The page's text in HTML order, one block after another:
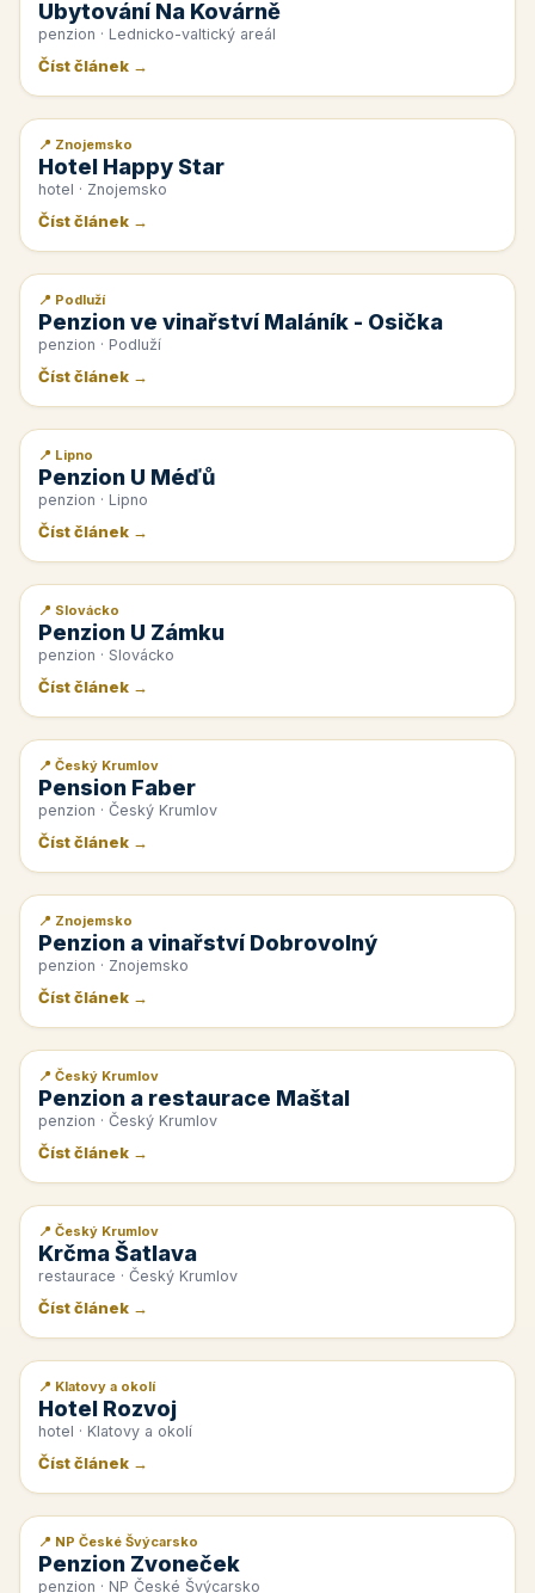
Ubytování Na Kovárně
penzion · Lednicko-valtický areál
Číst článek →
📰 PR článek
📍 Znojemsko
Hotel Happy Star
hotel · Znojemsko
Číst článek →
📰 PR článek
📍 Podluží
Penzion ve vinařství Maláník - Osička
penzion · Podluží
Číst článek →
📰 PR článek
📍 Lipno
Penzion U Méďů
penzion · Lipno
Číst článek →
📰 PR článek
📍 Slovácko
Penzion U Zámku
penzion · Slovácko
Číst článek →
📰 PR článek
📍 Český Krumlov
Pension Faber
penzion · Český Krumlov
Číst článek →
📰 PR článek
📍 Znojemsko
Penzion a vinařství Dobrovolný
penzion · Znojemsko
Číst článek →
📰 PR článek
📍 Český Krumlov
Penzion a restaurace Maštal
penzion · Český Krumlov
Číst článek →
📰 PR článek
📍 Český Krumlov
Krčma Šatlava
restaurace · Český Krumlov
Číst článek →
📰 PR článek
📍 Klatovy a okolí
Hotel Rozvoj
hotel · Klatovy a okolí
Číst článek →
📰 PR článek
📍 NP České Švýcarsko
Penzion Zvoneček
penzion · NP České Švýcarsko